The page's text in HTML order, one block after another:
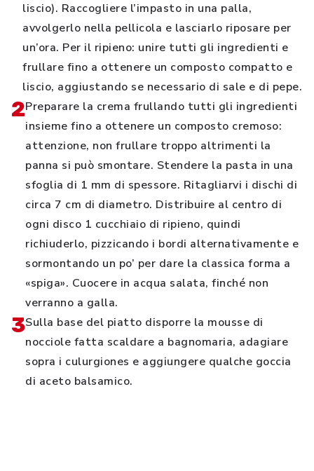
liscio). Raccogliere l’impasto in una palla,
avvolgerlo nella pellicola e lasciarlo riposare per
un’ora. Per il ripieno: unire tutti gli ingredienti e
frullare fino a ottenere un composto compatto e
liscio, aggiustando se necessario di sale e di pepe.
2Preparare la crema frullando tutti gli ingredienti
insieme fino a ottenere un composto cremoso:
attenzione, non frullare troppo altrimenti la
panna si può smontare. Stendere la pasta in una
sfoglia di 1 mm di spessore. Ritagliarvi i dischi di
circa 7 cm di diametro. Distribuire al centro di
ogni disco 1 cucchiaio di ripieno, quindi
richiuderlo, pizzicando i bordi alternativamente e
sormontando un po’ per dare la classica forma a
«spiga». Cuocere in acqua salata, finché non
verranno a galla.
3Sulla base del piatto disporre la mousse di
nocciole fatta scaldare a bagnomaria, adagiare
sopra i culurgiones e aggiungere qualche goccia
di aceto balsamico.